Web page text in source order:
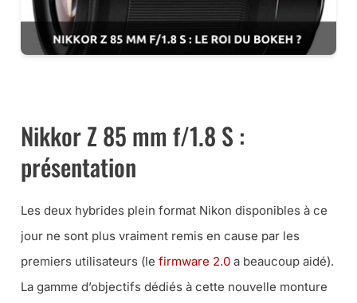
Nikkor Z 85 mm f/1.8 S :
présentation
Les deux hybrides plein format Nikon disponibles à ce
jour ne sont plus vraiment remis en cause par les
premiers utilisateurs (le firmware 2.0 a beaucoup aidé).
La gamme d’objectifs dédiés à cette nouvelle monture